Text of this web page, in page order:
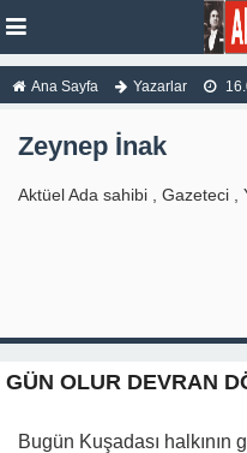
Ana Sayfa Yazarlar
Zeynep İnak
Aktüel Ada sahibi , Gazeteci ,
GÜN OLUR DEVRAN
Bugün Kuşadası halkının